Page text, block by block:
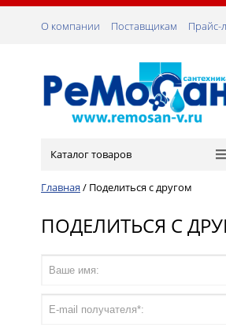
О компании Поставщикам Прайс-
Каталог товаров
Главная / Поделиться с другом
ПОДЕЛИТЬСЯ С